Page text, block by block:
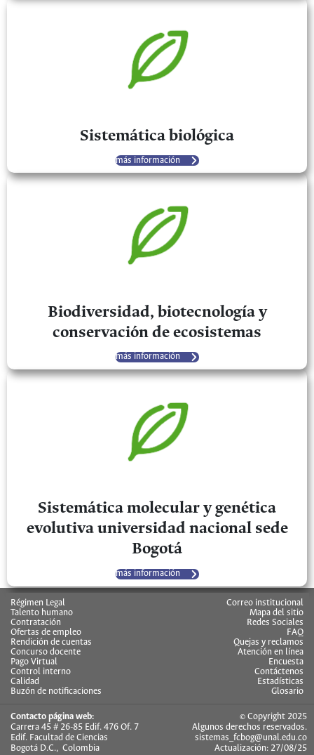
Sistemática biológica
más información
Biodiversidad, biotecnología y
conservación de ecosistemas
más información
Sistemática molecular y genética
evolutiva universidad nacional sede
Bogotá
más información
Régimen Legal
Talento humano
Contratación
Ofertas de empleo
Rendición de cuentas
Concurso docente
Pago Virtual
Control interno
Calidad
Buzón de notificaciones
Correo institucional
Mapa del sitio
Redes Sociales
FAQ
Quejas y reclamos
Atención en línea
Encuesta
Contáctenos
Estadísticas
Glosario
Contacto página web:
Carrera 45 # 26-85 Edif. 476 Of. 7
Edif. Facultad de Ciencias
Bogotá D.C., Colombia
© Copyright 2025
Algunos derechos reservados.
sistemas_fcbog@unal.edu.co
Actualización: 27/08/25